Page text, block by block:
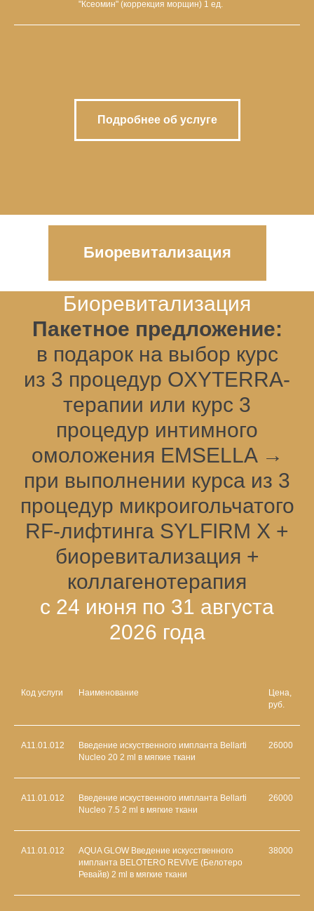
"Ксеомин" (коррекция морщин) 1 ед.
Подробнее об услуге
Биоревитализация
Биоревитализация
Пакетное предложение:
в подарок на выбор курс
из 3 процедур OXYTERRA-
терапии или курс 3
процедур интимного
омоложения EMSELLA →
при выполнении курса из 3
процедур микроигольчатого
RF-лифтинга SYLFIRM X +
биоревитализация +
коллагенотерапия
с 24 июня по 31 августа
2026 года
Код услуги Наименование
Цена,
руб.
А11.01.012
Введение искуственного импланта Bellarti
Nucleo 20 2 ml в мягкие ткани
26000
А11.01.012
Введение искуственного импланта Bellarti
Nucleo 7.5 2 ml в мягкие ткани
26000
А11.01.012
AQUA GLOW Введение искусственного
импланта BELOTERO REVIVE (Белотеро
Ревайв) 2 ml в мягкие ткани
38000